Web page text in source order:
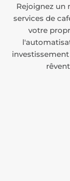
Rejoignez un
services de
votre